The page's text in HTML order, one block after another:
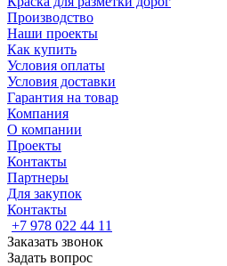
Производство
Наши проекты
Как купить
Условия оплаты
Условия доставки
Гарантия на товар
Компания
О компании
Проекты
Контакты
Партнеры
Для закупок
Контакты
+7 978 022 44 11
Заказать звонок
Задать вопрос